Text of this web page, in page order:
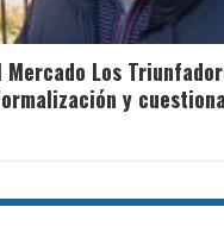
Los
y